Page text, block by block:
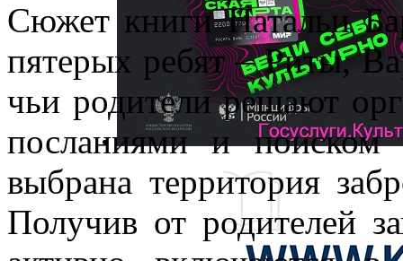
Сюжет книги Натальи
пятерых ребят – Риты,
чьи родители решают
посланиями и
выбрана территория
Получив от родителей